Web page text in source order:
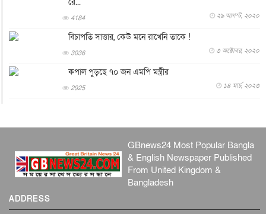
বিনোদন
সভা...
ইউকে কমিউনিটি ৫ আগস্ট, ২০২৬
প্রধানমন্ত্রীকে সৌদি আরব সফরের আমন্ত্রণ
৫ আগস্ট, ২০২৬
জাতীয় ৫ আগস্ট, ২০২৬
বেনজীর আহমেদের সঙ্গে পরীমনির ঘনিষ্ঠ সম্পর্ক ছিল : নাসির
4184 ২৯ আগস্ট, ২০২০
বিচাপতি সাত্তার, কেউ মনে রাখেনি তাকে !
3036 ৩ অক্টোবর, ২০২০
কপাল পুড়ছে ৭০ জন এমপি মন্ত্রীর
2925 ১৪ মার্চ, ২০২৩
GBnews24 Most Popular Bangla
& English Newspaper Published
From United Kingdom &
Bangladesh
ADDRESS